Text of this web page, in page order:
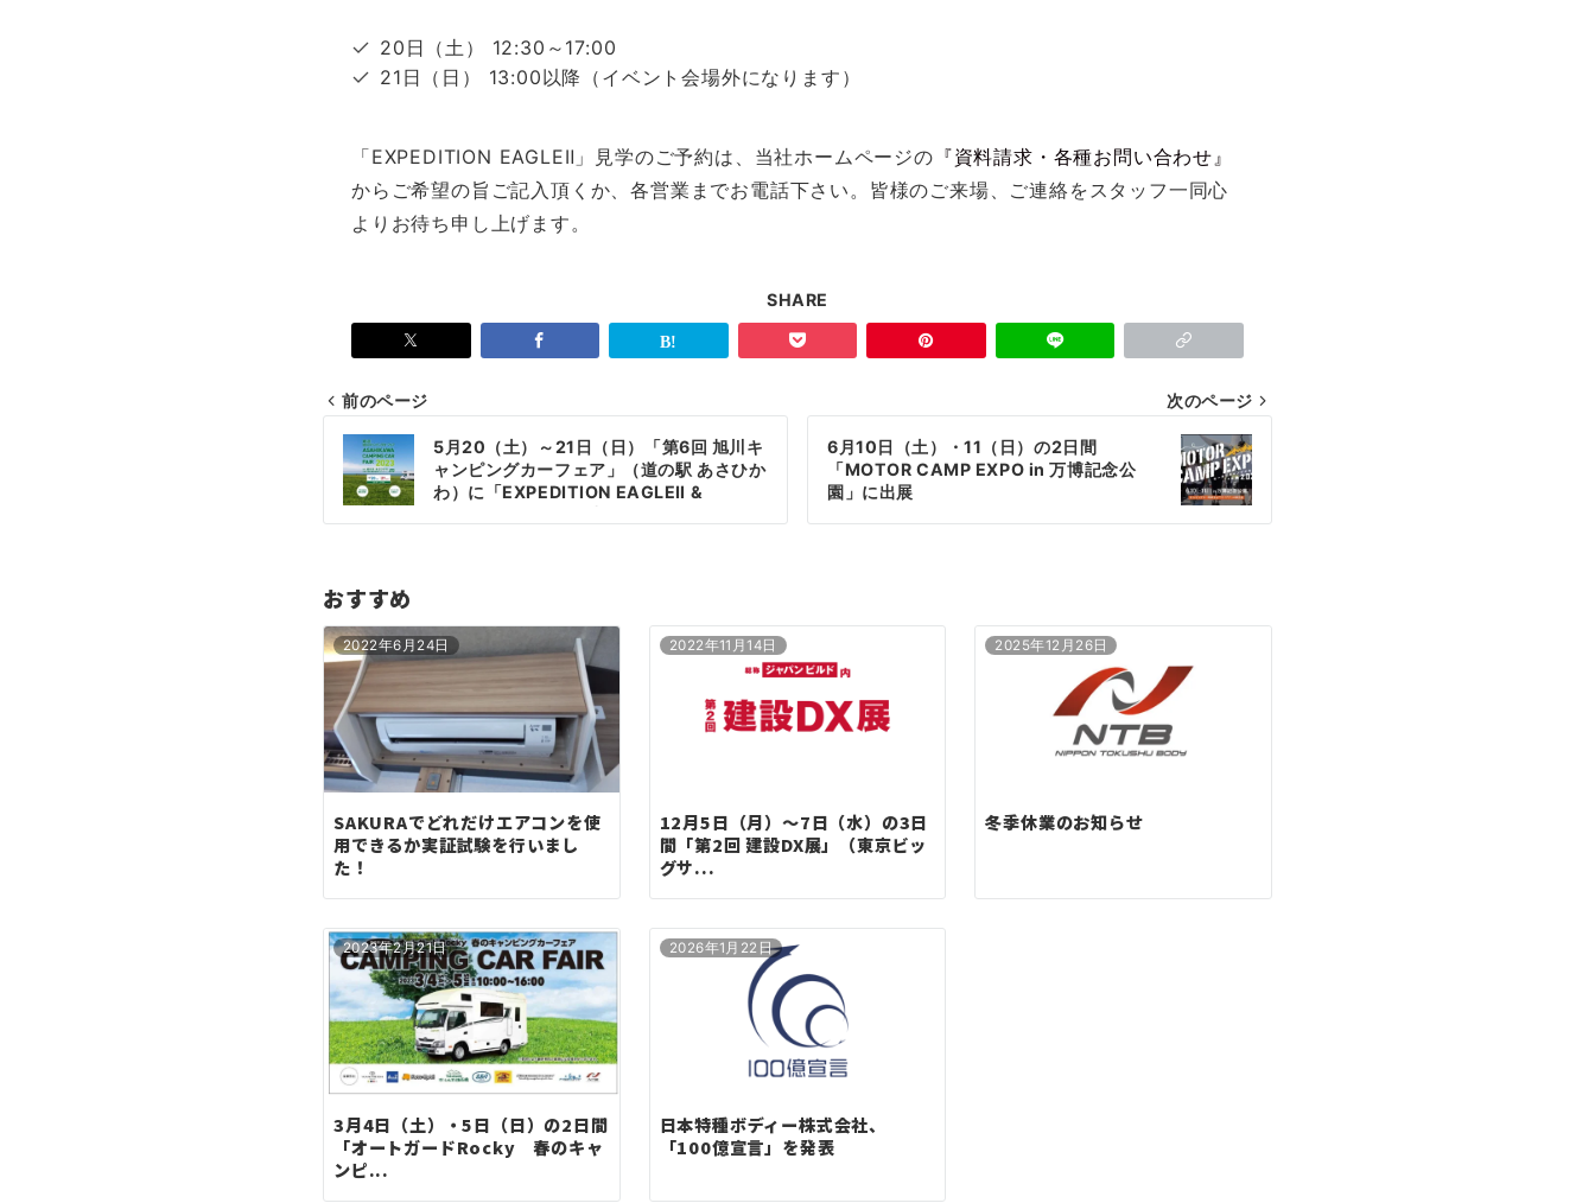
20日（土） 12:30～17:00
21日（日） 13:00以降（イベント会場外になります）
「EXPEDITION EAGLEⅡ」見学のご予約は、当社ホームページの 『資料請求・各種お問い合わせ』
からご希望の旨ご記入頂くか、各営業までお電話下さい。皆様のご来場、ご連絡をスタッフ一同心
よりお待ち申し上げます。
SHARE
投
稿
ナ
ゲ
ー
シ
ョ
ン
前のページ
5月20（土）～21日（日）「第6回 旭川キ
ャンピングカーフェア」（道の駅 あさひか
わ）に「EXPEDITION EAGLEⅡ &
次のページ
6月10日（土）・11（日）の2日間
「MOTOR CAMP EXPO in 万博記念公
園」に出展
おすすめ
2022年6月24日
SAKURAでどれだけエアコンを使
用できるか実証試験を行いまし
た！
2022年11月14日
12月5日（月）～7日（水）の3日
間「第2回 建設DX展」（東京ビッ
グサ...
2025年12月26日
冬季休業のお知らせ
2023年2月21日
3月4日（土）・5日（日）の2日間
「オートガードRocky 春のキャ
ンピ...
2026年1月22日
日本特種ボディー株式会社、
「100億宣言」を発表